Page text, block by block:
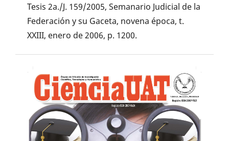
Tesis 2a./J. 159/2005, Semanario Judicial de la
Federación y su Gaceta, novena época, t.
XXIII, enero de 2006, p. 1200.